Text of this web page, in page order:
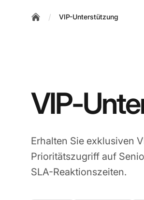
/ VIP-Unterstützung
VIP-
Erhalten Sie exklusiven
Prioritätszugriff auf
SLA-Reaktionszeiten.